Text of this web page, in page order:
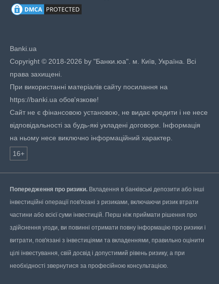
Banki.ua
Copyright © 2018-2026 by "Банки.юа". м. Київ, Україна. Всі
права захищені.
При використанні матеріалів сайту посилання на
https://banki.ua обов'язкове!
Сайт не є фінансовою установою, не видає кредити і не несе
відповідальності за будь-які укладені договори. Інформація
на ньому несе виключно інформаційний характер.
16+
Попередження про ризики. Вкладення в банківські депозити або інші
інвестиційні операції пов'язані з ризиками, включаючи ризик втрати
частини або всієї суми інвестицій. Перш ніж приймати рішення про
здійснення угоди, ви повинні отримати повну інформацію про ризики і
витрати, пов'язані з інвестиціями та вкладеннями, правильно оцінити
цілі інвестування, свій досвід і допустимий рівень ризику, а при
необхідності звернутися за професійною консультацією.